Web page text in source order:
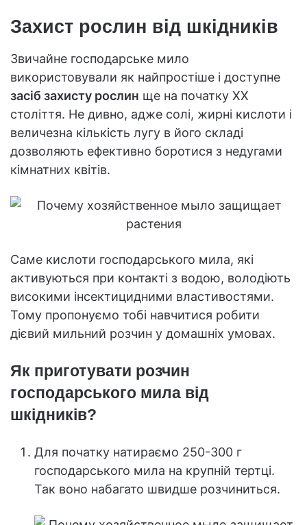
Захист рослин від шкідників
Звичайне господарське мило
використовували як найпростіше і доступне
засіб захисту рослин ще на початку XX
століття. Не дивно, адже солі, жирні кислоти і
величезна кількість лугу в його складі
дозволяють ефективно боротися з недугами
кімнатних квітів.
Саме кислоти господарського мила, які
активуються при контакті з водою, володіють
високими інсектицидними властивостями.
Тому пропонуємо тобі навчитися робити
дієвий мильний розчин у домашніх умовах.
Як приготувати розчин
господарського мила від
шкідників?
Для початку натираємо 250-300 г
господарського мила на крупній тертці.
Так воно набагато швидше розчиниться.